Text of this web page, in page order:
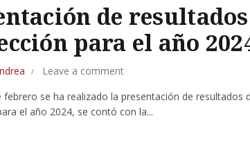
de
para el año
Leave a comment
febrero se ha realizado la presentación de
el año 2024, se contó con la...